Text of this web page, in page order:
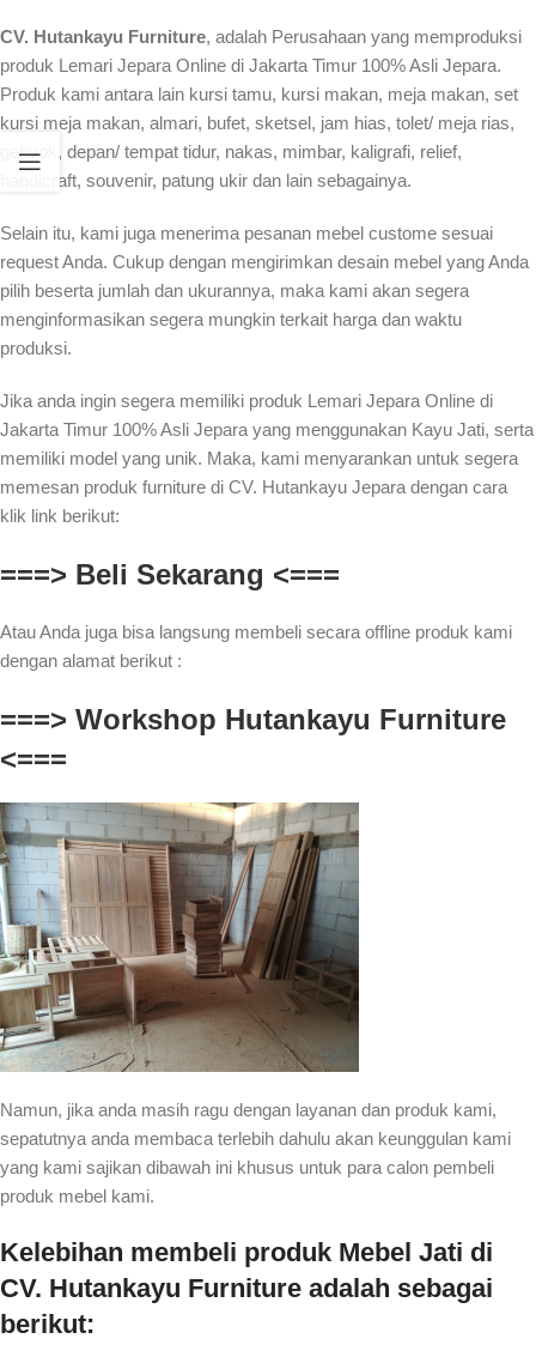
CV. Hutankayu Furniture, adalah Perusahaan yang memproduksi
produk Lemari Jepara Online di Jakarta Timur 100% Asli Jepara.
Produk kami antara lain kursi tamu, kursi makan, meja makan, set
kursi meja makan, almari, bufet, sketsel, jam hias, tolet/ meja rias,
gebyok, depan/ tempat tidur, nakas, mimbar, kaligrafi, relief,
handicraft, souvenir, patung ukir dan lain sebagainya.
Selain itu, kami juga menerima pesanan mebel custome sesuai
request Anda. Cukup dengan mengirimkan desain mebel yang Anda
pilih beserta jumlah dan ukurannya, maka kami akan segera
menginformasikan segera mungkin terkait harga dan waktu
produksi.
Jika anda ingin segera memiliki produk Lemari Jepara Online di
Jakarta Timur 100% Asli Jepara yang menggunakan Kayu Jati, serta
memiliki model yang unik. Maka, kami menyarankan untuk segera
memesan produk furniture di CV. Hutankayu Jepara dengan cara
klik link berikut:
===> Beli Sekarang <===
Atau Anda juga bisa langsung membeli secara offline produk kami
dengan alamat berikut :
===> Workshop Hutankayu Furniture
<===
Namun, jika anda masih ragu dengan layanan dan produk kami,
sepatutnya anda membaca terlebih dahulu akan keunggulan kami
yang kami sajikan dibawah ini khusus untuk para calon pembeli
produk mebel kami.
Kelebihan membeli produk Mebel Jati di
CV. Hutankayu Furniture adalah sebagai
berikut: